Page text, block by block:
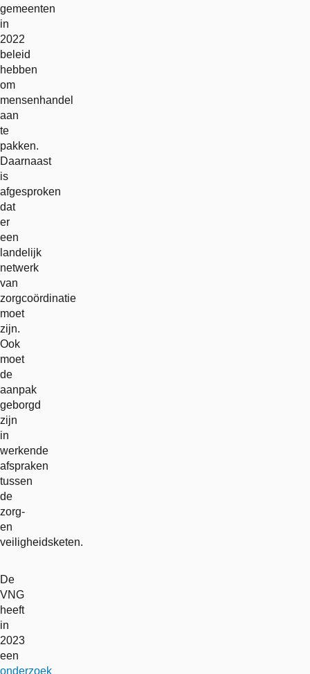
gemeenten
in
2022
beleid
hebben
om
mensenhandel
aan
te
pakken.
Daarnaast
is
afgesproken
dat
er
een
landelijk
netwerk
van
zorgcoördinatie
moet
zijn.
Ook
moet
de
aanpak
geborgd
zijn
in
werkende
afspraken
tussen
de
zorg-
en
veiligheidsketen.
De
VNG
heeft
in
2023
een
onderzoek